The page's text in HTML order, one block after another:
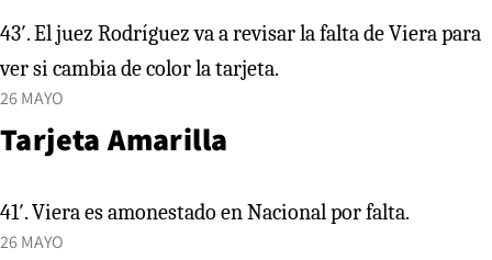
43′. El juez Rodríguez va a revisar la falta de Viera para
ver si cambia de color la tarjeta.
26 MAYO
Tarjeta Amarilla
41′. Viera es amonestado en Nacional por falta.
26 MAYO